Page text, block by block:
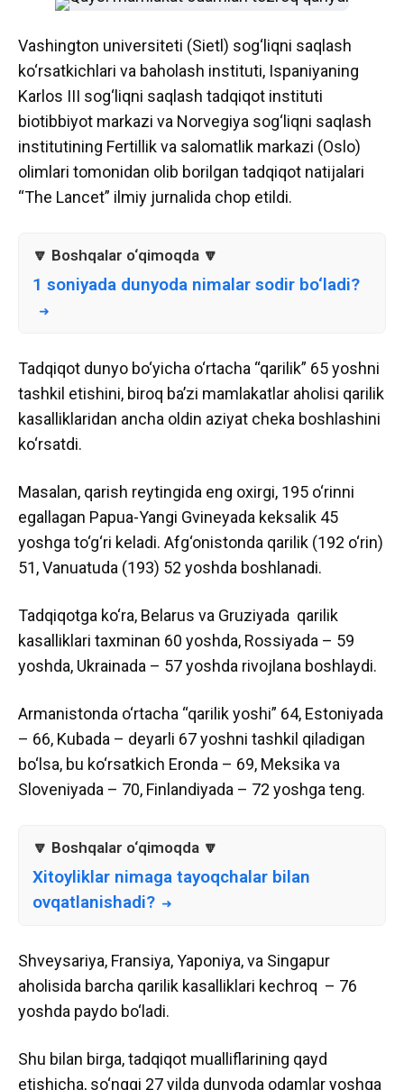
Vashington universiteti (Sietl) sog‘liqni saqlash
ko‘rsatkichlari va baholash instituti, Ispaniyaning
Karlos III sog‘liqni saqlash tadqiqot instituti
biotibbiyot markazi va Norvegiya sog‘liqni saqlash
institutining Fertillik va salomatlik markazi (Oslo)
olimlari tomonidan olib borilgan tadqiqot natijalari
“The Lancet” ilmiy jurnalida chop etildi.
1 soniyada dunyoda nimalar sodir bo‘ladi?
Tadqiqot dunyo bo‘yicha o‘rtacha “qarilik” 65 yoshni
tashkil etishini, biroq ba’zi mamlakatlar aholisi qarilik
kasalliklaridan ancha oldin aziyat cheka boshlashini
ko‘rsatdi.
Masalan, qarish reytingida eng oxirgi, 195 o‘rinni
egallagan Papua-Yangi Gvineyada keksalik 45
yoshga to‘g‘ri keladi. Afg‘onistonda qarilik (192 o‘rin)
51, Vanuatuda (193) 52 yoshda boshlanadi.
Tadqiqotga ko‘ra, Belarus va Gruziyada qarilik
kasalliklari taxminan 60 yoshda, Rossiyada – 59
yoshda, Ukrainada – 57 yoshda rivojlana boshlaydi.
Armanistonda o‘rtacha “qarilik yoshi” 64, Estoniyada
– 66, Kubada – deyarli 67 yoshni tashkil qiladigan
bo‘lsa, bu ko‘rsatkich Eronda – 69, Meksika va
Sloveniyada – 70, Finlandiyada – 72 yoshga teng.
Xitoyliklar nimaga tayoqchalar bilan
ovqatlanishadi?
Shveysariya, Fransiya, Yaponiya, va Singapur
aholisida barcha qarilik kasalliklari kechroq – 76
yoshda paydo bo‘ladi.
Shu bilan birga, tadqiqot mualliflarining qayd
etishicha, so‘nggi 27 yilda dunyoda odamlar yoshga